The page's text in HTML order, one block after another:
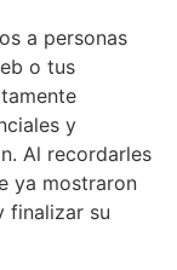
a personas
o tus
y
Al recordarles
ya mostraron
finalizar su